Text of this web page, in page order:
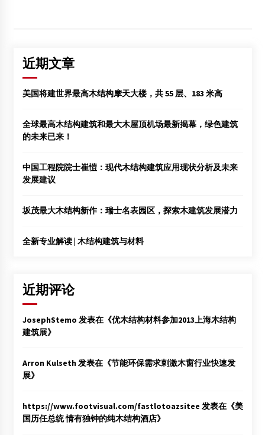
近期文章
美国将建世界最高木结构摩天大楼，共 55 层、183 米高
全球最高木结构建筑和最大木屋顶机场最新揭幕，绿色建筑
的未来已来！
中国工程院院士崔愷：现代木结构建筑应用现状分析及未来
发展建议
坂茂最大木结构新作：瑞士名表园区，探索木建筑发展潜力
全新专业解读 | 木结构建筑与材料
近期评论
JosephStemo 发表在《优木结构材料参加2013上海木结构
建筑展》
Arron Kulseth发表在《节能环保需求刺激木窗行业快速发
展》
https://www.footvisual.com/fastlotoazsitee 发表在《美
国历任总统 情有独钟的纯木结构酒店》